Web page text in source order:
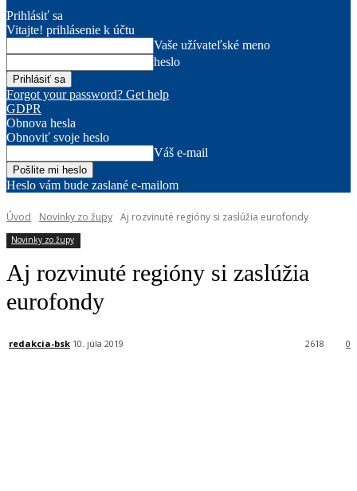
Prihlásiť sa
Vitajte! prihlásenie k účtu
Vaše užívateľské meno
heslo
Forgot your password? Get help
GDPR
Obnova hesla
Obnoviť svoje heslo
Váš e-mail
Heslo vám bude zaslané e-mailom
Úvod Novinky zo župy Aj rozvinuté regióny si zaslúžia eurofondy
Novinky zo župy
Aj rozvinuté regióny si zaslúžia
eurofondy
redakcia-bsk 10. júla 2019 0
2618